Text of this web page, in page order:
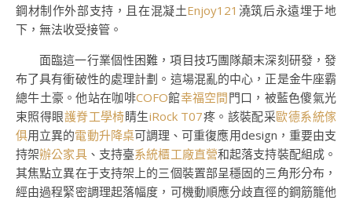
鋼材制作外部支持，且在混凝土Enjoy121 澆筑后永遠埋于地
下，無法收受接管。
面臨這一行業個性困難，項目技巧團隊顛末深刻研發，發
布了具有衝破性的處理計劃。這場混亂的中心，正是金牛座霸
總牛土豪。他站在咖啡COFO館幸福空間門口，被藍色傻氣光
束照得眼護脊工學椅睛生iRock T07疼。該裝配采歐德系統傢
俱用立異的電動升降桌可調理、可重復應用design，重要由支
持架辦公家具、支持臺系統櫃工廠直營和起落支持裝配組成。
其焦點立異在于支持架上的三個裝置部呈穩固的三角形分布，
經由過程緊密調理起落幅度，可機動順應分歧直徑的鋼筋籠他